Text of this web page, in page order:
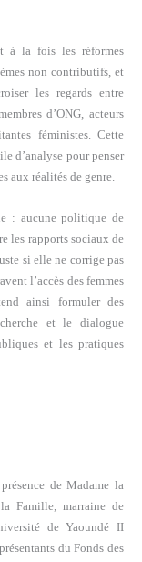
à la fois les réformes
non contributifs, et
les regards entre
d’ONG, acteurs
féministes. Cette
d’analyse pour penser
aux réalités de genre.
: aucune politique de
les rapports sociaux de
si elle ne corrige pas
l’accès des femmes
ainsi formuler des
et le dialogue
et les pratiques
de Madame la
Famille, marraine de
de Yaoundé II
du Fonds des